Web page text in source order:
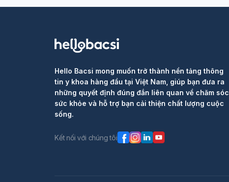
Hello Bacsi mong muốn trở thành nền tảng thông
tin y khoa hàng đầu tại Việt Nam, giúp bạn đưa ra
những quyết định đúng đắn liên quan về chăm sóc
sức khỏe và hỗ trợ bạn cải thiện chất lượng cuộc
sống.
Kết nối với chúng tôi